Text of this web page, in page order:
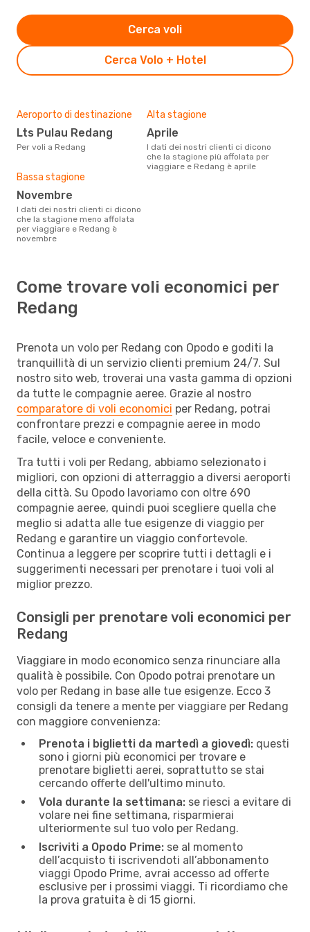
Cerca Volo + Hotel
Cerca voli
Aeroporto di destinazione
Lts Pulau Redang
Per voli a Redang
Alta stagione
aprile
I dati dei nostri clienti ci dicono
che la stagione più affolata per
viaggiare e Redang è aprile
Bassa stagione
novembre
I dati dei nostri clienti ci dicono
che la stagione meno affolata
per viaggiare e Redang è
novembre
Come trovare voli economici per
Redang
Prenota un volo per Redang con Opodo e goditi la
tranquillità di un servizio clienti premium 24/7. Sul
nostro sito web, troverai una vasta gamma di opzioni
da tutte le compagnie aeree. Grazie al nostro
comparatore di voli economici per Redang, potrai
confrontare prezzi e compagnie aeree in modo
facile, veloce e conveniente.
Tra tutti i voli per Redang, abbiamo selezionato i
migliori, con opzioni di atterraggio a diversi aeroporti
della città. Su Opodo lavoriamo con oltre 690
compagnie aeree, quindi puoi scegliere quella che
meglio si adatta alle tue esigenze di viaggio per
Redang e garantire un viaggio confortevole.
Continua a leggere per scoprire tutti i dettagli e i
suggerimenti necessari per prenotare i tuoi voli al
miglior prezzo.
Consigli per prenotare voli economici per
Redang
Viaggiare in modo economico senza rinunciare alla
qualità è possibile. Con Opodo potrai prenotare un
volo per Redang in base alle tue esigenze. Ecco 3
consigli da tenere a mente per viaggiare per Redang
con maggiore convenienza:
Prenota i biglietti da martedì a giovedì: questi
sono i giorni più economici per trovare e
prenotare biglietti aerei, soprattutto se stai
cercando offerte dell'ultimo minuto.
Vola durante la settimana: se riesci a evitare di
volare nei fine settimana, risparmierai
ulteriormente sul tuo volo per Redang.
Iscriviti a Opodo Prime: se al momento
dell’acquisto ti iscrivendoti all’abbonamento
viaggi Opodo Prime, avrai accesso ad offerte
esclusive per i prossimi viaggi. Ti ricordiamo che
la prova gratuita è di 15 giorni.